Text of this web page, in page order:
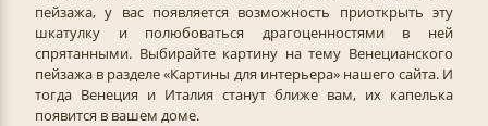
пейзажа, у вас появляется возможность приоткрыть эту
шкатулку и полюбоваться драгоценностями в ней
спрятанными. Выбирайте картину на тему Венецианского
пейзажа в разделе «Картины для интерьера» нашего сайта. И
тогда Венеция и Италия станут ближе вам, их капелька
появится в вашем доме.